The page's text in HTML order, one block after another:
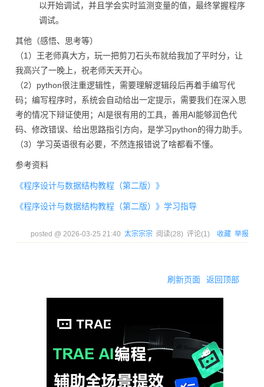
以开始调试，并且学会实时监测变量的值，最终掌握程序
调试。
其他（感悟、思考等）
（1）王老师真大方，玩一把剪刀石头布就给我加了平时分，让
我高兴了一晚上，祝老师天天开心。
（2）python很注重逻辑性，需要理解逻辑段后再着手编写代
码；编写程序时，系统会自动给出一定提示，需要我们在深入思
考的情况下辩证使用；AI是很有用的工具，善用AI能够润色代
码、修改错误、给出思路指引方向，是学习python的得力助手。
（3）学习英语很有必要，不然连报错说了啥都看不懂。
参考资料
《程序设计与数据结构教程（第二版）》
《程序设计与数据结构教程（第二版）》学习指导
posted @ 2026-03-25 21:40 太宗宗宗 阅读(28) 评论(1) 收藏 举报
刷新页面 返回顶部